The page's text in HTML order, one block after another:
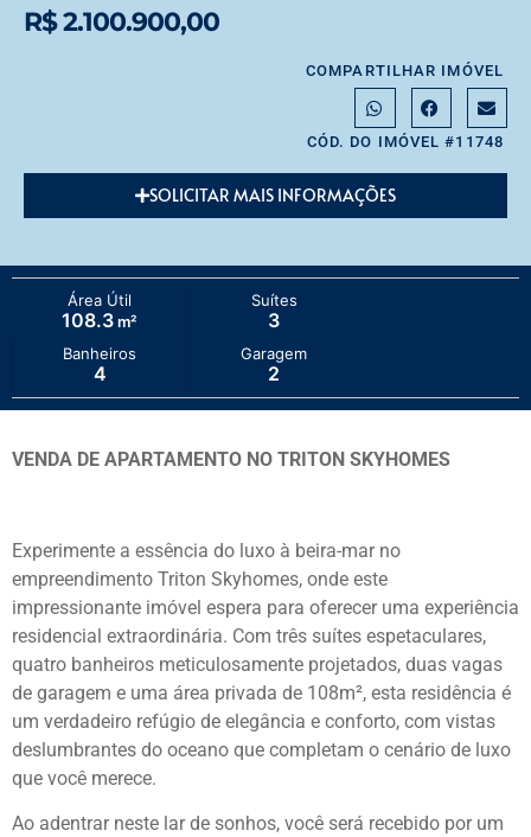
R$ 2.100.900,00
COMPARTILHAR IMÓVEL
CÓD. DO IMÓVEL #11748
SOLICITAR MAIS INFORMAÇÕES
Área Útil
108.3 m²
Suítes
3
Banheiros
4
Garagem
2
VENDA DE APARTAMENTO NO TRITON SKYHOMES
Experimente a essência do luxo à beira-mar no
empreendimento Triton Skyhomes, onde este
impressionante imóvel espera para oferecer uma experiência
residencial extraordinária. Com três suítes espetaculares,
quatro banheiros meticulosamente projetados, duas vagas
de garagem e uma área privada de 108m², esta residência é
um verdadeiro refúgio de elegância e conforto, com vistas
deslumbrantes do oceano que completam o cenário de luxo
que você merece.
Ao adentrar neste lar de sonhos, você será recebido por um